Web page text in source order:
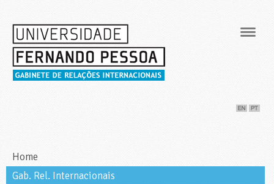
Home
Gab. Rel. Internacionais